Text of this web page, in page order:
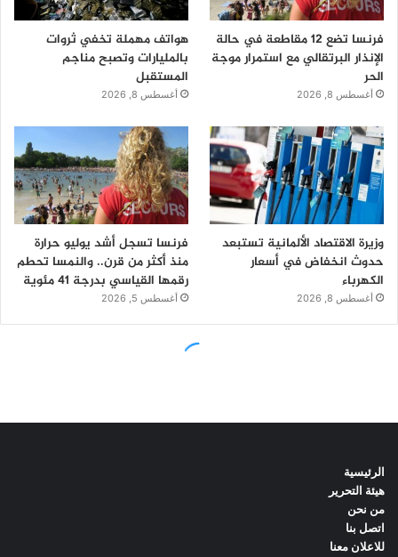
الرئيسية
هيئة التحرير
من نحن
اتصل بنا
للاعلان معنا